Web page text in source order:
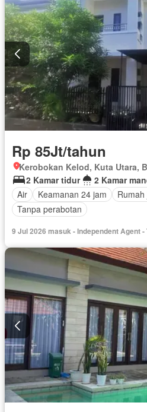
Rp 85Jt/tahun
Kerobokan Kelod, Kuta Utara,
2 Kamar tidur
2 Kamar
Air
Keamanan 24 jam
Tanpa perabotan
9 Jul 2026 masuk - Independent Agent -